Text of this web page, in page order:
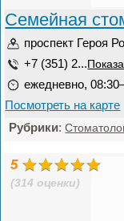
Семейная
проспект Героя
+7 (351) 2...
ежедневно,
Посмотреть на карте
Рубрики:
5
(314 оценки)